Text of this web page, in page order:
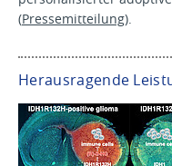
(Pressemitteilung).
Herausragende